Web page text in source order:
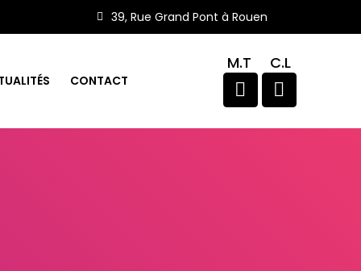
39, Rue Grand Pont à Rouen
CONTACT
M.T C.L